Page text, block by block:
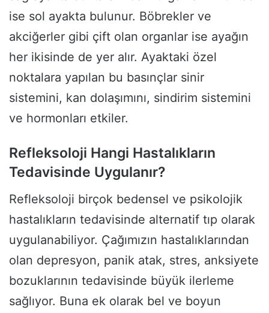
ise sol ayakta bulunur. Böbrekler ve
akciğerler gibi çift olan organlar ise ayağın
her ikisinde de yer alır. Ayaktaki özel
noktalara yapılan bu basınçlar sinir
sistemini, kan dolaşımını, sindirim sistemini
ve hormonları etkiler.
Refleksoloji Hangi Hastalıkların
Tedavisinde Uygulanır?
Refleksoloji birçok bedensel ve psikolojik
hastalıkların tedavisinde alternatif tıp olarak
uygulanabiliyor. Çağımızın hastalıklarından
olan depresyon, panik atak, stres, anksiyete
bozuklarının tedavisinde büyük ilerleme
sağlıyor. Buna ek olarak bel ve boyun